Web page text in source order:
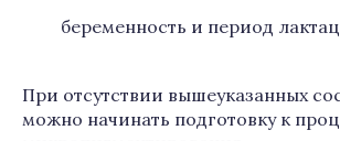
беременность и период
При отсутствии вышеуказанных
можно начинать подготовку к